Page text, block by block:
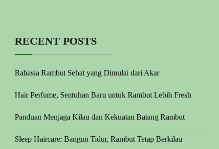
RECENT POSTS
Rahasia Rambut Sehat yang Dimulai dari Akar
Hair Perfume, Sentuhan Baru untuk Rambut Lebih Fresh
Panduan Menjaga Kilau dan Kekuatan Batang Rambut
Sleep Haircare: Bangun Tidur, Rambut Tetap Berkilau